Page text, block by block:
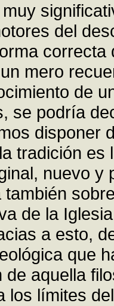
del
mero
de
se podría
disponer
tradición
nuevo
de la
a esto,
que
de aquella
los límites